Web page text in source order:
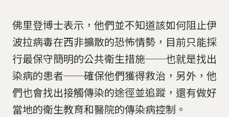
佛里登博士表示，他們並不知道該如何阻止伊
波拉病毒在西非擴散的恐怖情勢，目前只能採
行最保守簡明的公共衛生措施──也就是找出
染病的患者──確保他們獲得救治，另外，他
們也會找出接觸傳染的途徑並追蹤，還有做好
當地的衛生教育和醫院的傳染病控制。